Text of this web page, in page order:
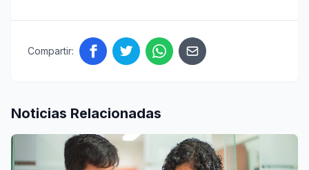
Compartir:
Noticias Relacionadas